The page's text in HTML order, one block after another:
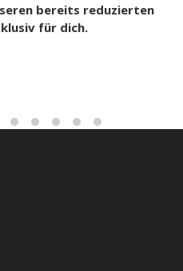
bereits reduzierten
für dich.